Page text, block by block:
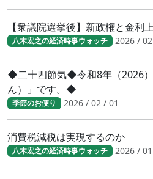
【衆議院選挙後】新政権と金利
八木宏之の経済時事ウォッチ 2026 /
◆二十四節気◆令和8年（2026
ん）」です。◆
季節のお便り 2026 / 02 / 01
消費税減税は実現するのか
八木宏之の経済時事ウォッチ 2026 /